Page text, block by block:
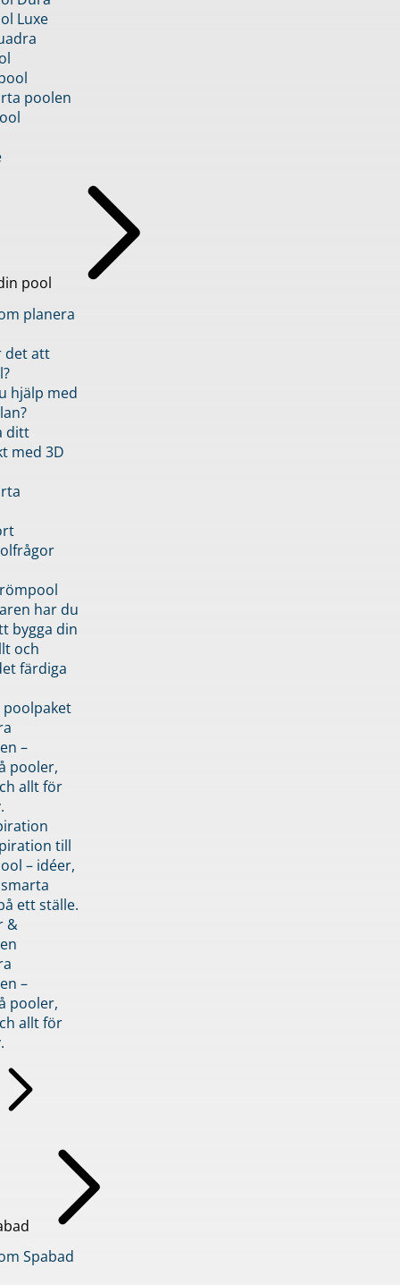
Luxe
poolen
pool
planera
det att
hjälp med
ditt
med 3D
har du
bygga din
och
färdiga
–
pooler,
allt för
till
– idéer,
ett ställe.
&
–
pooler,
allt för
Spabad